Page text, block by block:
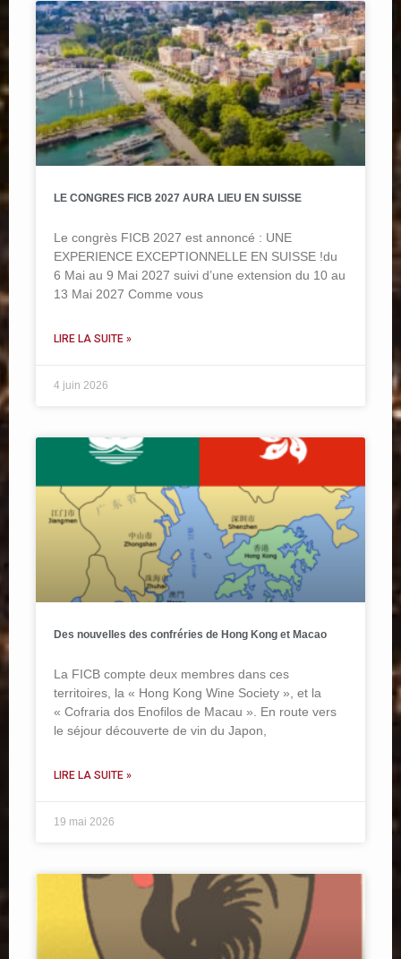
LE CONGRES FICB 2027 AURA LIEU EN SUISSE
Le congrès FICB 2027 est annoncé : UNE
EXPERIENCE EXCEPTIONNELLE EN SUISSE !du
6 Mai au 9 Mai 2027 suivi d’une extension du 10 au
13 Mai 2027 Comme vous
LIRE LA SUITE »
4 juin 2026
Des nouvelles des confréries de Hong Kong et Macao
La FICB compte deux membres dans ces
territoires, la « Hong Kong Wine Society », et la
« Cofraria dos Enofilos de Macau ». En route vers
le séjour découverte de vin du Japon,
LIRE LA SUITE »
19 mai 2026